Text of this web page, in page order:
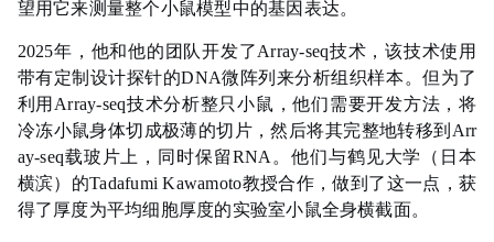
望用它来测量整个小鼠模型中的基因表达。
2025年，他和他的团队开发了Array-seq技术，该技术使用
带有定制设计探针的DNA微阵列来分析组织样本。但为了
利用Array-seq技术分析整只小鼠，他们需要开发方法，将
冷冻小鼠身体切成极薄的切片，然后将其完整地转移到Arr
ay-seq载玻片上，同时保留RNA。他们与鹤见大学（日本
横滨）的Tadafumi Kawamoto教授合作，做到了这一点，获
得了厚度为平均细胞厚度的实验室小鼠全身横截面。